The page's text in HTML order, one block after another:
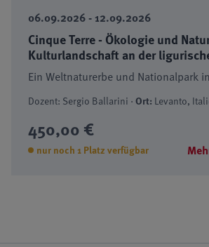
06.09.2026 - 12.09.2026
Cinque Terre - Ökologie und
Kulturlandschaft an der
Ein Weltnaturerbe und Nationalpark
Dozent: Sergio Ballarini ·Ort: Levanto,
450,00 €
nur noch 1 Platz verfügbar